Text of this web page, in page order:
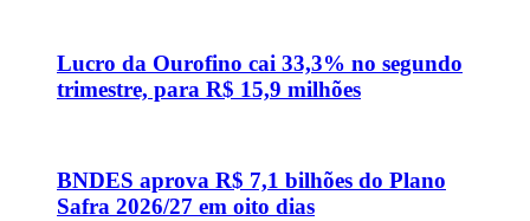
Lucro da Ourofino cai 33,3% no segundo
trimestre, para R$ 15,9 milhões
BNDES aprova R$ 7,1 bilhões do Plano
Safra 2026/27 em oito dias